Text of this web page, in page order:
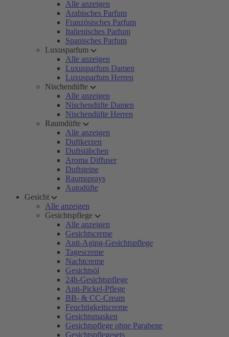
Alle anzeigen
Arabisches Parfum
Französisches Parfum
Italienisches Parfum
Spanisches Parfum
Luxusparfum
Alle anzeigen
Luxusparfum Damen
Luxusparfum Herren
Nischendüfte
Alle anzeigen
Nischendüfte Damen
Nischendüfte Herren
Raumdüfte
Alle anzeigen
Duftkerzen
Duftstäbchen
Aroma Diffuser
Duftsteine
Raumsprays
Autodüfte
Gesicht
Alle anzeigen
Gesichtspflege
Alle anzeigen
Gesichtscreme
Anti-Aging-Gesichtspflege
Tagescreme
Nachtcreme
Gesichtsöl
24h-Gesichtspflege
Anti-Pickel-Pflege
BB- & CC-Cream
Feuchtigkeitscreme
Gesichtsmasken
Gesichtspflege ohne Parabene
Gesichtspflegesets